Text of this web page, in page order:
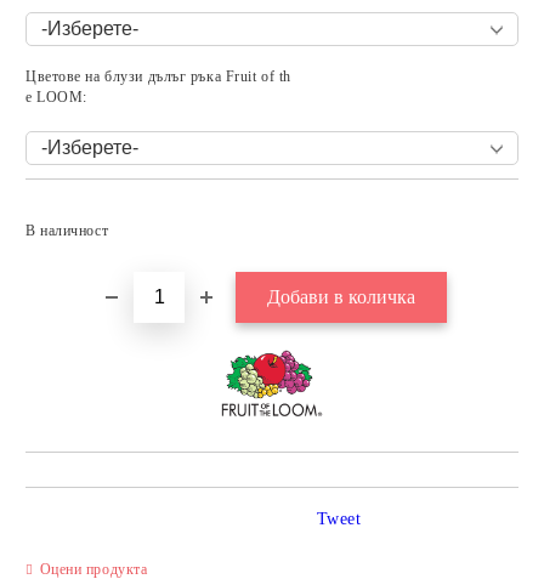
Цветове на блузи дълъг ръка Fruit of th
e LOOM:
В наличност
Оцени продукта
Tweet